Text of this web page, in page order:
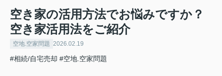
空き家の活用方法でお悩みですか？
空き家活用法をご紹介
空地.空家問題 2026.02.19
#相続/自宅売却 #空地.空家問題